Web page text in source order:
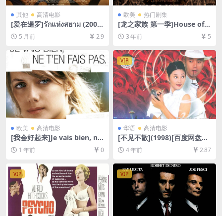
其他 高清电影
[爱在暹罗]รักแห่งสยาม (2007)
[百度网盘+夸克网盘1080P超
清未删减资源][网盘在线播放/
下载][MP4/9.6GB][中文字幕]
5 月前 2.9
欧美 热门剧集
[龙之家族 第一季]House of t
he Dragon Season 1 (2022)
[百度网盘+迅雷云盘+阿里云
盘资源1080P超清未删减][MP
4/18GB][中英字幕]
3 年前 5
欧美 高清电影
[我会好起来]Je vais bien, ne
t’en fais pas (2006)[百度网盘
+夸克网盘1080P超清未删减
资源][网盘在线播放/下载][MP
4/6.7GB][中文字幕]
1 年前 0
VIP
华语 高清电影
[不见不散](1998)[百度网盘
+迅雷云盘资源1080P超清未
删减][MP4/6.7GB][中文字幕]
4 年前 2.87
VIP VIP